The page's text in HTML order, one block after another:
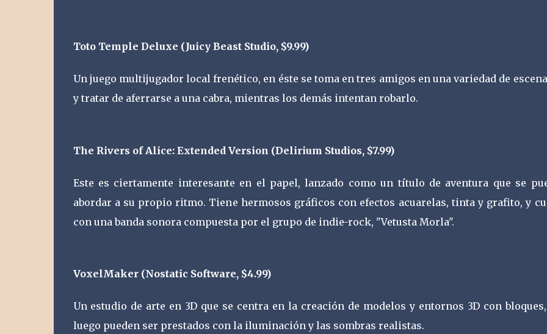
Toto Temple Deluxe (Juicy Beast Studio, $9.99)
Un juego multijugador local frenético, en éste se toma en tres amigos en una variedad de
y tratar de aferrarse a una cabra, mientras los demás intentan robarlo.
The Rivers of Alice: Extended Version (Delirium Studios, $7.99)
Este es ciertamente interesante en el papel, lanzado como un título de aventura que se
abordar a su propio ritmo. Tiene hermosos gráficos con efectos acuarelas, tinta y grafito, y
con una banda sonora compuesta por el grupo de indie-rock, "Vetusta Morla".
VoxelMaker (Nostatic Software, $4.99)
Un estudio de arte en 3D que se centra en la creación de modelos y entornos 3D con
luego pueden ser prestados con la iluminación y las sombras realistas.